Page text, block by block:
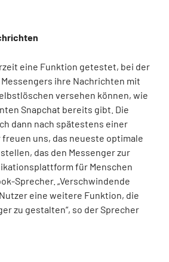
eine Funktion getestet, bei der
ihre Nachrichten mit
versehen können, wie
Snapchat bereits gibt. Die
dann nach spätestens einer
freuen uns, das neueste optimale
das den Messenger zur
für Menschen
Sprecher. „Verschwindende
eine weitere Funktion, die
zu gestalten“, so der Sprecher